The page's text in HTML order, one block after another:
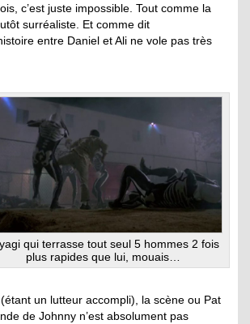
c’est juste impossible. Tout comme la
surréaliste. Et comme dit
entre Daniel et Ali ne vole pas très
qui terrasse tout seul 5 hommes 2 fois
plus rapides que lui, mouais…
un lutteur accompli), la scène ou Pat
de Johnny n’est absolument pas